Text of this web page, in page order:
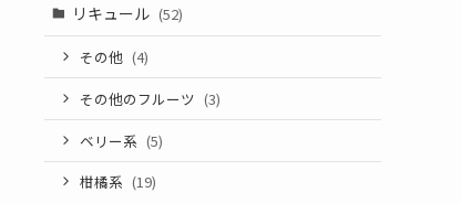
リキュール (52)
その他 (4)
その他のフルーツ (3)
ベリー系 (5)
柑橘系 (19)